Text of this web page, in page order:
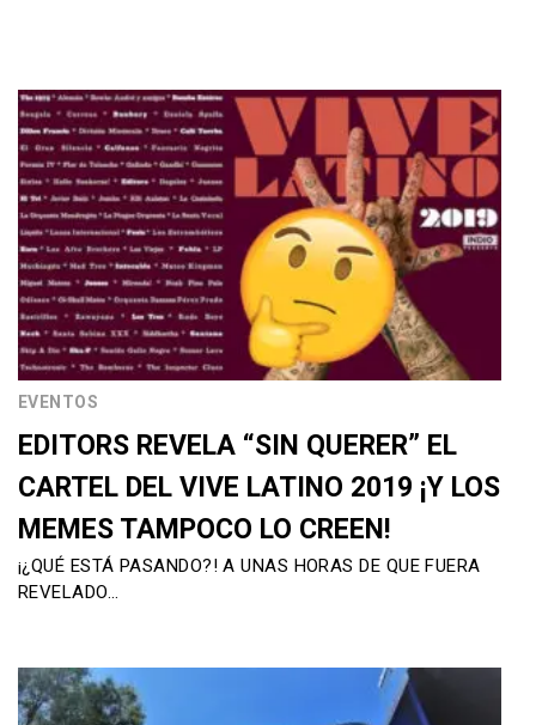
EVENTOS
EDITORS REVELA “SIN QUERER” EL
CARTEL DEL VIVE LATINO 2019 ¡Y LOS
MEMES TAMPOCO LO CREEN!
¡¿QUÉ ESTÁ PASANDO?! A UNAS HORAS DE QUE FUERA
REVELADO…